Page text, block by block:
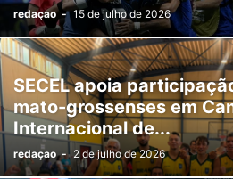
redaçao - 15 de julho de 2026
SECEL apoia
mato-grossenses em
Internacional de...
redaçao - 2 de julho de 2026